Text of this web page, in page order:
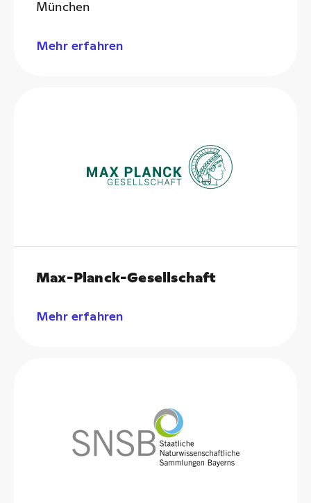
München
Mehr erfahren
Max-Planck-Gesellschaft
Mehr erfahren